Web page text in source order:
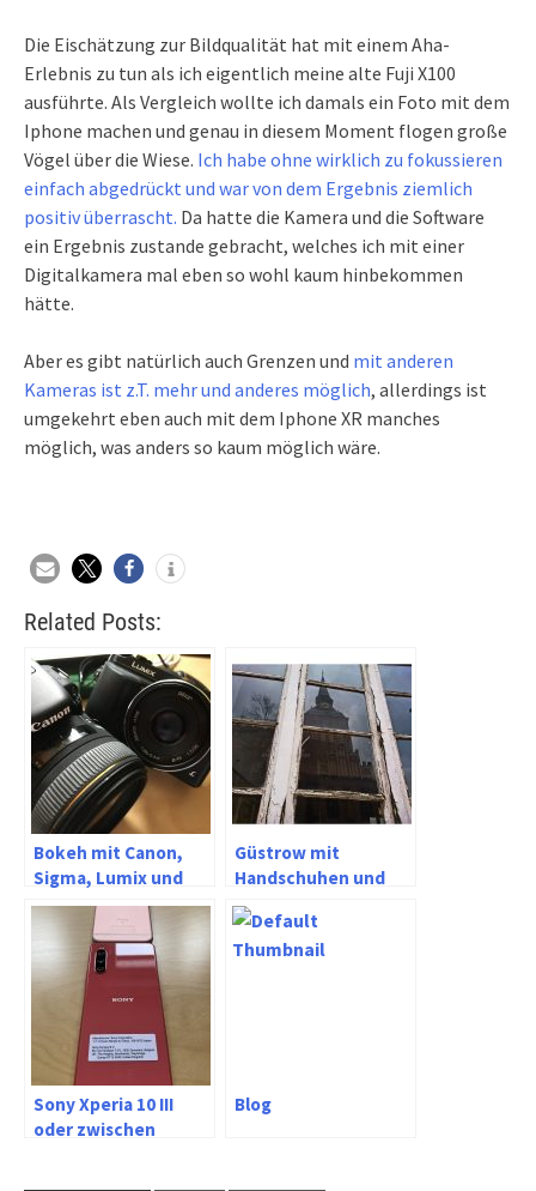
Die Eischätzung zur Bildqualität hat mit einem Aha-
Erlebnis zu tun als ich eigentlich meine alte Fuji X100
ausführte. Als Vergleich wollte ich damals ein Foto mit dem
Iphone machen und genau in diesem Moment flogen große
Vögel über die Wiese. Ich habe ohne wirklich zu fokussieren
einfach abgedrückt und war von dem Ergebnis ziemlich
positiv überrascht. Da hatte die Kamera und die Software
ein Ergebnis zustande gebracht, welches ich mit einer
Digitalkamera mal eben so wohl kaum hinbekommen
hätte.
Aber es gibt natürlich auch Grenzen und mit anderen
Kameras ist z.T. mehr und anderes möglich, allerdings ist
umgekehrt eben auch mit dem Iphone XR manches
möglich, was anders so kaum möglich wäre.
Related Posts:
Bokeh mit Canon,
Sigma, Lumix und
Meike
Güstrow mit
Handschuhen und
dem Sony Xperia Z5
und X Compact
Sony Xperia 10 III
oder zwischen
Blog